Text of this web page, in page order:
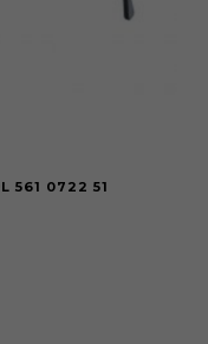
561 0722 51